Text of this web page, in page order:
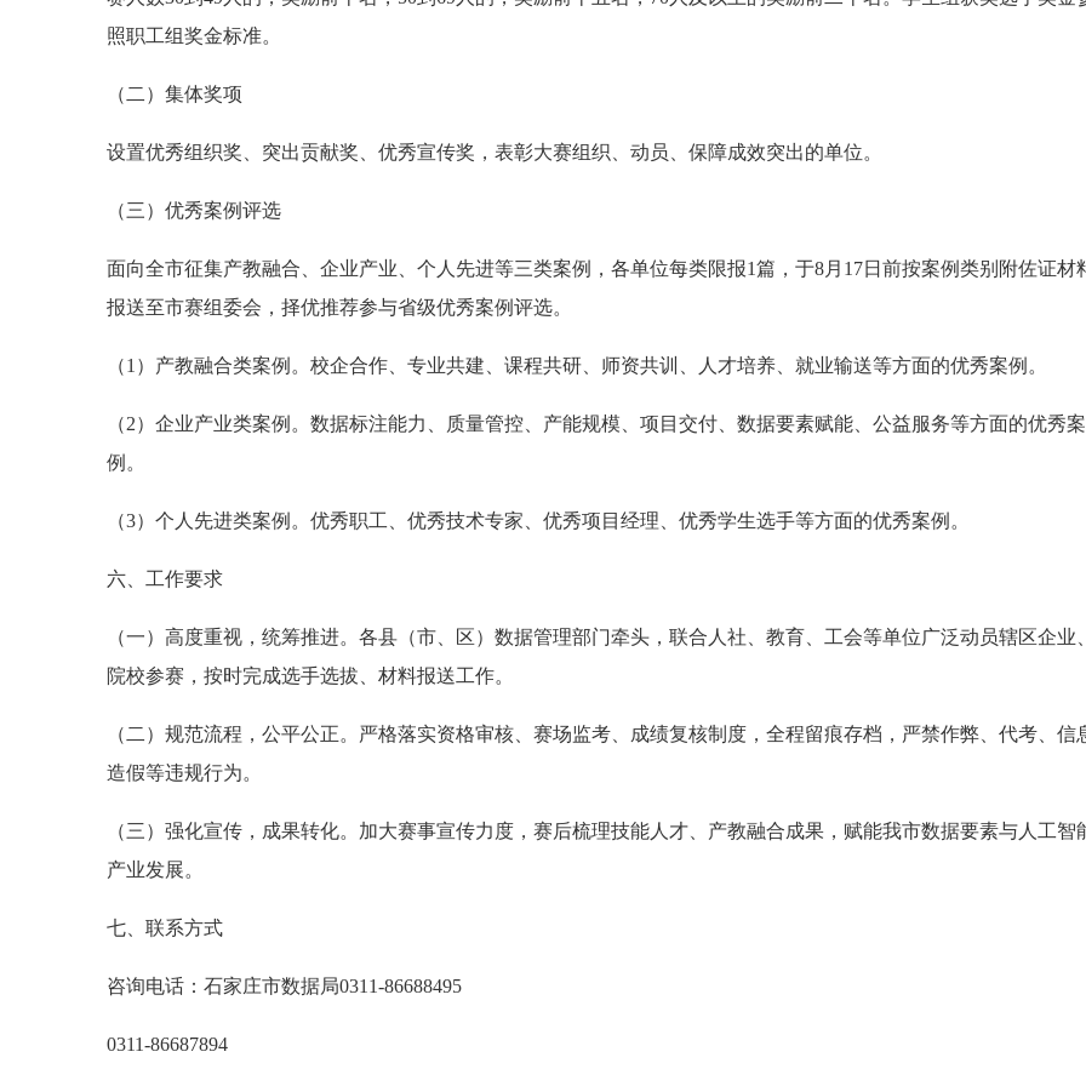
照职工组奖金标准。
（二）集体奖项
设置优秀组织奖、突出贡献奖、优秀宣传奖，表彰大赛组织、动员、保障成效突出的单位。
（三）优秀案例评选
面向全市征集产教融合、企业产业、个人先进等三类案例，各单位每类限报1篇，于8月17日前按案例类别附佐证材
报送至市赛组委会，择优推荐参与省级优秀案例评选。
（1）产教融合类案例。校企合作、专业共建、课程共研、师资共训、人才培养、就业输送等方面的优秀案例。
（2）企业产业类案例。数据标注能力、质量管控、产能规模、项目交付、数据要素赋能、公益服务等方面的优秀案
例。
（3）个人先进类案例。优秀职工、优秀技术专家、优秀项目经理、优秀学生选手等方面的优秀案例。
六、工作要求
（一）高度重视，统筹推进。各县（市、区）数据管理部门牵头，联合人社、教育、工会等单位广泛动员辖区企业
院校参赛，按时完成选手选拔、材料报送工作。
（二）规范流程，公平公正。严格落实资格审核、赛场监考、成绩复核制度，全程留痕存档，严禁作弊、代考、信
造假等违规行为。
（三）强化宣传，成果转化。加大赛事宣传力度，赛后梳理技能人才、产教融合成果，赋能我市数据要素与人工智
产业发展。
七、联系方式
咨询电话：石家庄市数据局0311-86688495
0311-86687894